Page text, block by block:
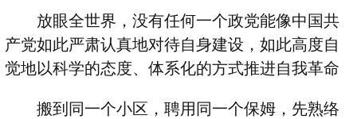
放眼全世界，没有任何一个政党能像中国共
产党如此严肃认真地对待自身建设，如此高度自
觉地以科学的态度、体系化的方式推进自我革命
搬到同一个小区，聘用同一个保姆，先熟络